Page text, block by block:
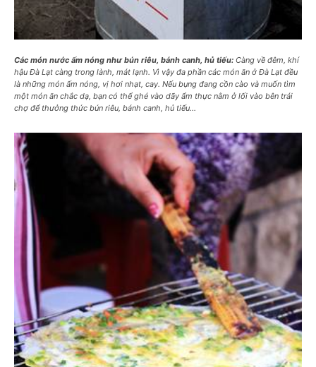
Các món nước ấm nóng như bún riêu, bánh canh, hủ tiếu: Càng về đêm, khí
hậu Đà Lạt càng trong lành, mát lạnh. Vì vậy đa phần các món ăn ở Đà Lạt đều
là những món ấm nóng, vị hơi nhạt, cay. Nếu bụng đang cồn cào và muốn tìm
một món ăn chắc dạ, bạn có thể ghé vào dãy ẩm thực nằm ở lối vào bên trái
chợ để thưởng thức bún riêu, bánh canh, hủ tiếu…